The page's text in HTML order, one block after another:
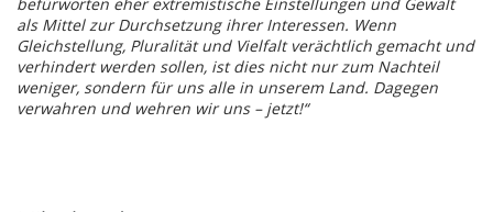
als Mittel zur Durchsetzung ihrer Interessen. Wenn
Gleichstellung, Pluralität und Vielfalt verächtlich gemacht und
verhindert werden sollen, ist dies nicht nur zum Nachteil
weniger, sondern für uns alle in unserem Land. Dagegen
verwahren und wehren wir uns – jetzt!“